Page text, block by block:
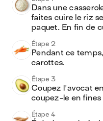
Dans une
faites cuire le riz
paquet. En fin de
Étape 2
Pendant ce
carottes.
Étape 3
Coupez l'avocat
coupez-le en fines
Étape 4